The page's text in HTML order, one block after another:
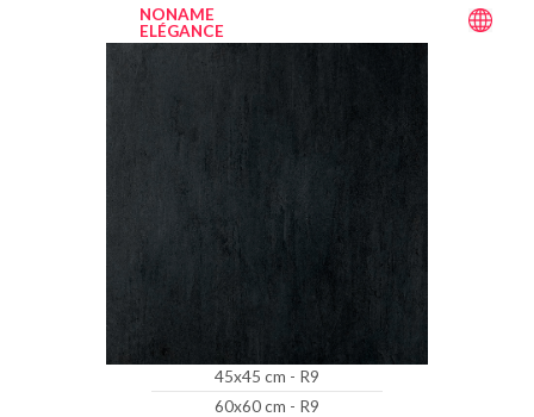
NONAME
ELÉGANCE
45x45 cm - R9
60x60 cm - R9